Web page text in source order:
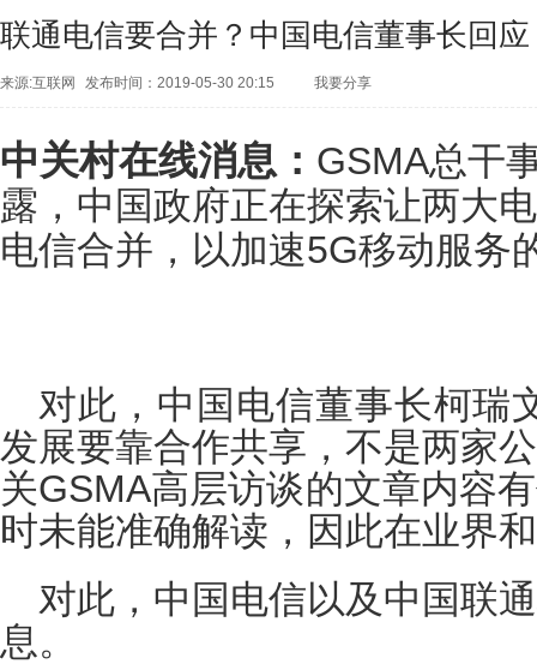
联通电信要合并？中国电信董事长回
来源:互联网 发布时间：2019-05-30 20:15
我要分享
博 人人网
开
心网 微信
QQ
好友 腾讯微
博
中关村在线消息： GSMA总干
露，中国政府正在探索让两大
电信合并，以加速5G移动服务
对此，中国电信董事长柯瑞
发展要靠合作共享，不是两家
关GSMA高层访谈的文章内容
时未能准确解读，因此在业界
对此，中国电信以及中国联
息。